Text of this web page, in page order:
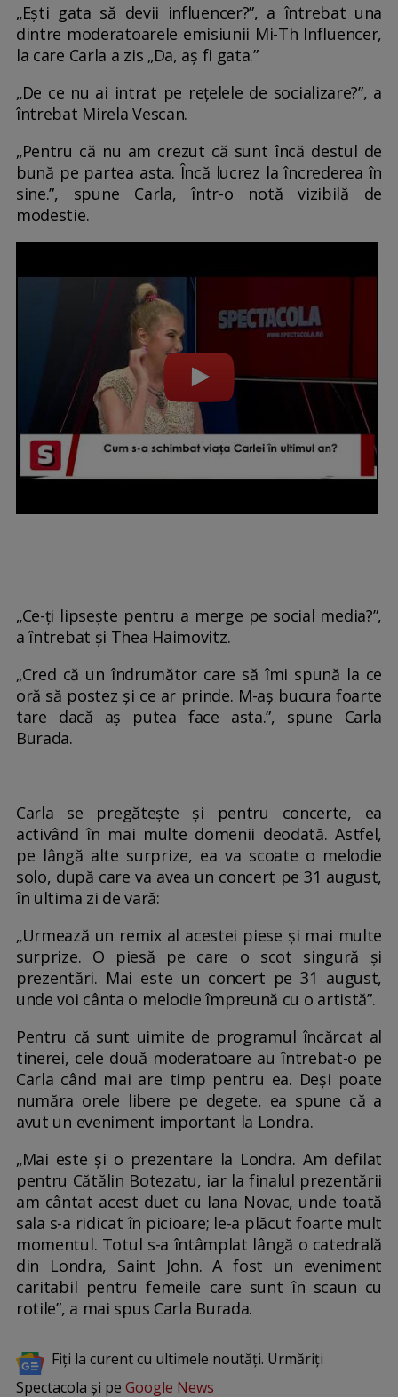
„Ești gata să devii influencer?”, a întrebat una
dintre moderatoarele emisiunii Mi-Th Influencer,
la care Carla a zis „Da, aș fi gata.”
„De ce nu ai intrat pe rețelele de socializare?”, a
întrebat Mirela Vescan.
„Pentru că nu am crezut că sunt încă destul de
bună pe partea asta. Încă lucrez la încrederea în
sine.”, spune Carla, într-o notă vizibilă de
modestie.
„Ce-ți lipsește pentru a merge pe social media?”,
a întrebat și Thea Haimovitz.
„Cred că un îndrumător care să îmi spună la ce
oră să postez și ce ar prinde. M-aș bucura foarte
tare dacă aș putea face asta.”, spune Carla
Burada.
Carla se pregătește și pentru concerte, ea
activând în mai multe domenii deodată. Astfel,
pe lângă alte surprize, ea va scoate o melodie
solo, după care va avea un concert pe 31 august,
în ultima zi de vară:
„Urmează un remix al acestei piese și mai multe
surprize. O piesă pe care o scot singură și
prezentări. Mai este un concert pe 31 august,
unde voi cânta o melodie împreună cu o artistă”.
Pentru că sunt uimite de programul încărcat al
tinerei, cele două moderatoare au întrebat-o pe
Carla când mai are timp pentru ea. Deși poate
număra orele libere pe degete, ea spune că a
avut un eveniment important la Londra.
„Mai este și o prezentare la Londra. Am defilat
pentru Cătălin Botezatu, iar la finalul prezentării
am cântat acest duet cu Iana Novac, unde toată
sala s-a ridicat în picioare; le-a plăcut foarte mult
momentul. Totul s-a întâmplat lângă o catedrală
din Londra, Saint John. A fost un eveniment
caritabil pentru femeile care sunt în scaun cu
rotile”, a mai spus Carla Burada.
Fiți la curent cu ultimele noutăți. Urmăriți
Spectacola și pe Google News